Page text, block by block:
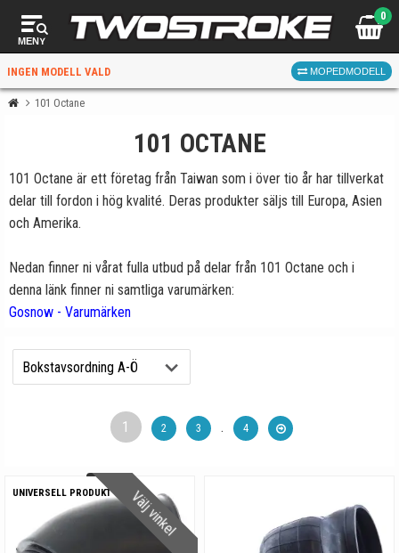
MENY
0
INGEN MODELL VALD MOPEDMODELL
VÄLJ MOPED FÖR RÄTT DELAR
och universella produkter.
101 Octane
101 OCTANE
101 Octane är ett företag från Taiwan som i över tio år har tillverkat
delar till fordon i hög kvalité. Deras produkter säljs till Europa, Asien
och Amerika.
Nedan finner ni vårat fulla utbud på delar från 101 Octane och i
denna länk finner ni samtliga varumärken:
Gosnow - Varumärken
1 2 3 . 4
Välj vinkel
UNIVERSELL PRODUKT